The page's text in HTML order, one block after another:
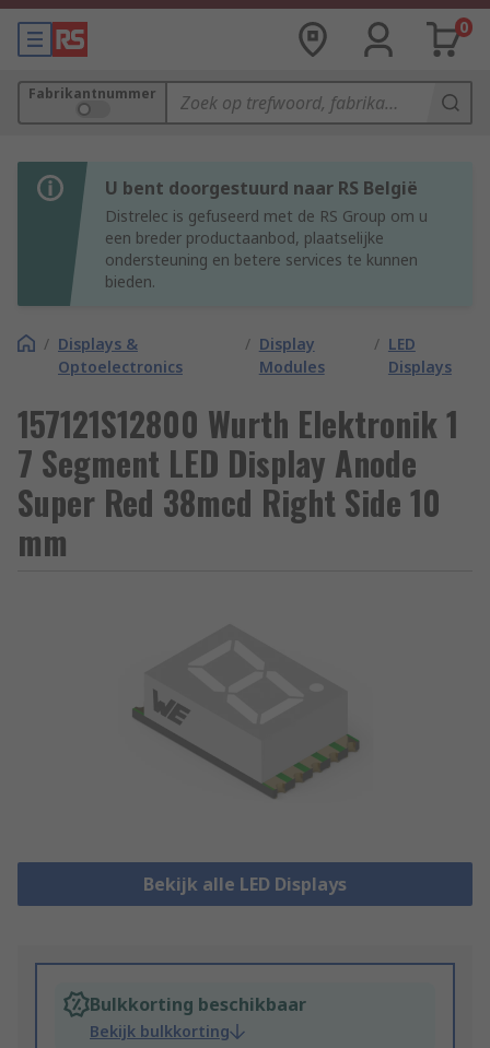
0
Fabrikantnummer
U bent doorgestuurd naar RS België
Distrelec is gefuseerd met de RS Group om u
een breder productaanbod, plaatselijke
ondersteuning en betere services te kunnen
bieden.
/ Displays &
Optoelectronics
/ Display
Modules
/ LED
Displays
157121S12800 Wurth Elektronik 1
7 Segment LED Display Anode
Super Red 38mcd Right Side 10
mm
Bekijk alle LED Displays
Bulkkorting beschikbaar
Bekijk bulkkorting